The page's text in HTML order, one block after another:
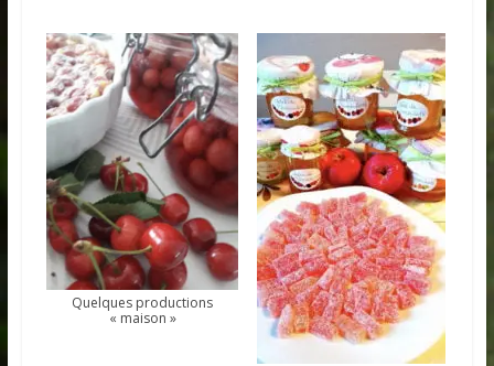
Quelques productions
« maison »